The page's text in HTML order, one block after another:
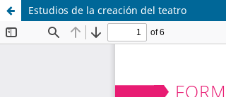
Estudios de la creación del teatro